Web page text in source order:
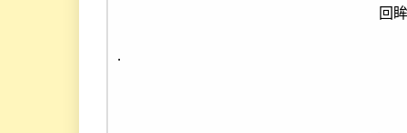
回
.